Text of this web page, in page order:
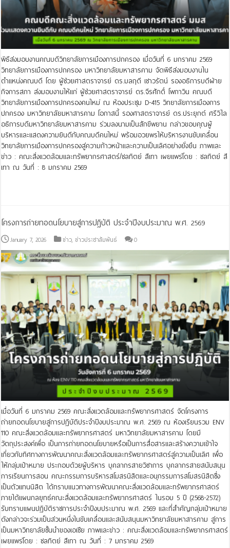
พิธีส่งมอบงานคณบดีวิทยาลัยการเมืองการปกครอง เมื่อวันที่ 6 มกราคม 2569
วิทยาลัยการเมืองการปกครอง มหาวิทยาลัยมหาสารคาม จัดพิธีส่งมอบงานใน
ตำแหน่งคณบดี โดย ผู้ช่วยศาสตราจารย์ ดร.มลฤดี เชาวรัตน์ รองอธิการบดีฝ่าย
กิจการสภา ส่งมอบงานให้แก่ ผู้ช่วยศาสตราจารย์ ดร.จีรศักดิ์ โพกาวิน คณบดี
วิทยาลัยการเมืองการปกครองคนใหม่ ณ ห้องประชุม D-415 วิทยาลัยการเมืองการ
ปกครอง มหาวิทยาลัยมหาสารคาม โอกาสนี้ รองศาสตราจารย์ ดร.ประยุกต์ ศรีวิไล
อธิการบดีมหาวิทยาลัยมหาสารคาม ร่วมลงนามเป็นสักขีพยาน กล่าวขอบคุณผู้
บริหารและแสดงความยินดีกับคณบดีคนใหม่ พร้อมอวยพรให้บริหารงานขับเคลื่อน
วิทยาลัยการเมืองการปกครองสู่ความก้าวหน้าและความเป็นเลิศอย่างยั่งยืน ภาพและ
ข่าว : คณะสิ่งแวดล้อมและทรัพยากรศาสตร์/ชลทิตย์ สีเทา เผยแพร่โดย : ชลทิตย์ สี
เทา ณ วันที่ : 8 มกราคม 2569
โครงการถ่ายทอดนโยบายสู่การปฎิบัติ ประจำปีงบประมาณ พ.ศ. 2569
January 7, 2026 ข่าว,ข่าวประชาสัมพันธ์ 0
เมื่อวันที่ 6 มกราคม 2569 คณะสิ่งแวดล้อมและทรัพยากรศาสตร์ จัดโครงการ
ถ่ายทอดนโยบายสู่การปฎิบัติประจำปีงบประมาณ พ.ศ. 2569 ณ ห้องเรียนรวม ENV
110 คณะสิ่งแวดล้อมและทรัพยากรศาสตร์ มหาวิทยาลัยมหาสารคาม โดยมี
วัตถุประสงค์เพื่อ เป็นการถ่ายทอดนโยบายหรือเป็นการสื่อสารและสร้างความเข้าใจ
เกี่ยวกับทิศทางการพัฒนาคณะสิ่งแวดล้อมและทรัพยากรศาสตร์สู่ความเป็นเลิศ เพื่อ
ให้กลุ่มเป้าหมาย ประกอบด้วยผู้บริหาร บุคลากรสายวิชาการ บุคลากรสายสนับสนุน
การเรียนการสอน คณะกรรมการบริหารสโมสรนิสิตและอนุกรรมการสโมสรนิสิตซึ่ง
เป็นตัวแทนนิสิต ได้ทราบแนวทางการพัฒนาคณะสิ่งแวดล้อมและทรัพยากรศาสตร์
ภายใต้แผนกลยุทธ์คณะสิ่งแวดล้อมและทรัพยากรศาสตร์ ในรอบ 5 ปี (2568-2572)
รับทราบแผนปฏิบัติราชการประจำปีงบประมาณ พ.ศ. 2569 และที่สำคัญกลุ่มเป้าหมาย
ดังกล่าวจะร่วมเป็นส่วนหนึ่งในขับเคลื่อนและสนับสนุนมหาวิทยาลัยมหาสารคาม สู่การ
เป็นมหาวิทยาลัยชั้นนำของเอเชีย ภาพและข่าว : คณะสิ่งแวดล้อมและทรัพยากรศาสตร์
เผยแพร่โดย : ชลทิตย์ สีเทา ณ วันที่ : 7 มกราคม 2569